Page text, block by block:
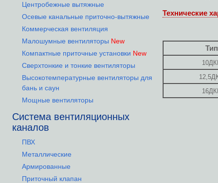
Центробежные вытяжные
Осевые канальные приточно-вытяжные
Коммерческая вентиляция
Малошумные вентиляторы New
Компактные приточные установки New
Сверхтонкие и тонкие вентиляторы
Высокотемпературные вентиляторы для
бань и саун
Мощные вентиляторы
Система вентиляционных
каналов
ПВХ
Металлические
Армированные
Приточный клапан
Технические
Тип